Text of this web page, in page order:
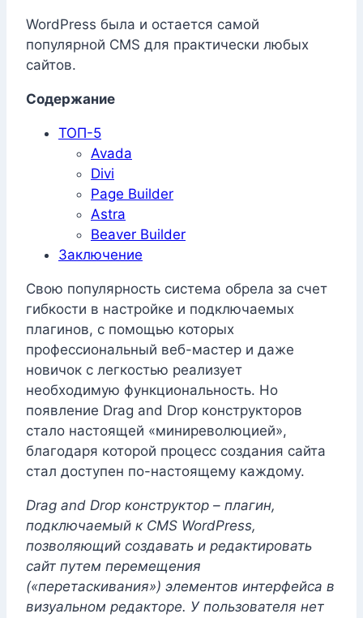
WordPress была и остается самой
популярной CMS для практически любых
сайтов.
Содержание
ТОП-5
Avada
Divi
Page Builder
Astra
Beaver Builder
Заключение
Свою популярность система обрела за счет
гибкости в настройке и подключаемых
плагинов, с помощью которых
профессиональный веб-мастер и даже
новичок с легкостью реализует
необходимую функциональность. Но
появление Drag and Drop конструкторов
стало настоящей «миниреволюцией»,
благодаря которой процесс создания сайта
стал доступен по-настоящему каждому.
Drag and Drop конструктор – плагин,
подключаемый к CMS WordPress,
позволяющий создавать и редактировать
сайт путем перемещения
(«перетаскивания») элементов интерфейса в
визуальном редакторе. У пользователя нет